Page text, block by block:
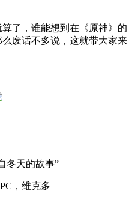
了，谁能想到在《原神》的
废话不多说，这就带大家来
冬天的故事”
，维克多